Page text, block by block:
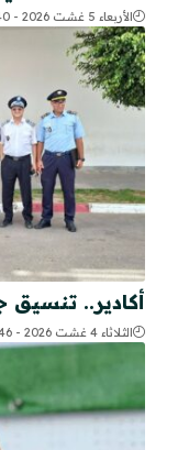
الأربعاء 5 غشت 2026 - 14:40
أكادير.. تنسيق
الثلاثاء 4 غشت 2026 - 23:46